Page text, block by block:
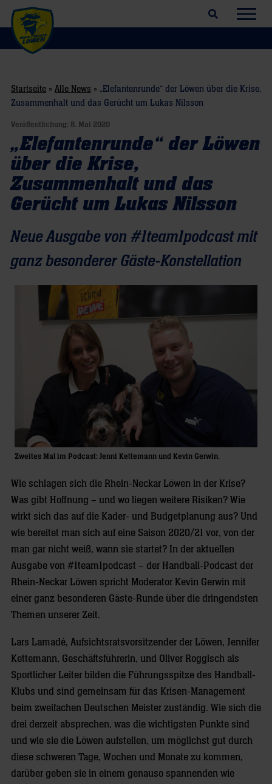
Suchfeld öffnen
Startseite » Alle News » „Elefantenrunde“ der Löwen über die Krise,
Zusammenhalt und das Gerücht um Lukas Nilsson
Veröffentlichung: 8. Mai 2020
„Elefantenrunde“ der Löwen
über die Krise,
Zusammenhalt und das
Gerücht um Lukas Nilsson
Neue Ausgabe von #1team1podcast mit
ganz besonderer Gäste-Konstellation
Zweites Mal im Podcast: Jenni Kettemann und Kevin Gerwin.
Wie schlagen sich die Rhein-Neckar Löwen in der Krise?
Was gibt Hoffnung – und wo liegen weitere Risiken? Wie
wirkt sich das auf die Kader- und Budgetplanung aus? Und
wie bereitet man sich auf eine Saison 2020/21 vor, von der
man gar nicht weiß, wann sie startet? In der aktuellen
Ausgabe von #1team1podcast – der Handball-Podcast der
Rhein-Neckar Löwen spricht Moderator Kevin Gerwin mit
einer ganz besonderen Gäste-Runde über die dringendsten
Themen unserer Zeit.
Lars Lamadé, Aufsichtsratsvorsitzender der Löwen, Jennifer
Kettemann, Geschäftsführerin, und Oliver Roggisch als
Sportlicher Leiter bilden die Führungsspitze des Handball-
Klubs und sind gemeinsam für das Krisen-Management
beim zweifachen Deutschen Meister zuständig. Wie sich die
drei derzeit absprechen, was die wichtigsten Punkte sind
und wie sie die Löwen aufstellen, um möglichst gut durch
diese schweren Tage, Wochen und Monate zu kommen,
darüber geben sie in einem genauso spannenden wie